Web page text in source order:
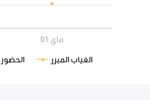
ماي 01
الحضور الغياب المبرر